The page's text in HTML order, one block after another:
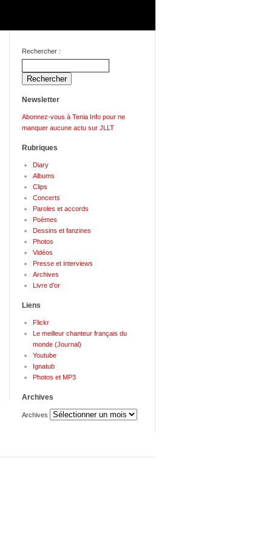
Rechercher :
Newsletter
Abonnez-vous à Tenia Info pour ne
manquer aucune actu sur JLLT
Rubriques
Diary
Albums
Clips
Concerts
Paroles et accords
Poèmes
Dessins et fanzines
Photos
Vidéos
Presse et interviews
Archives
Livre d’or
Liens
Flickr
Le meilleur chanteur français du
monde (Journal)
Youtube
Ignatub
Photos et MP3
Archives
Archives